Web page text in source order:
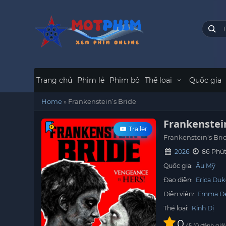
Trang chủ Phim lẻ Phim bộ Thể loại Quốc gia
Home» Frankenstein’s Bride
Trailer
Frankenstein's
2026
86
Quốc gia: Âu Mỹ
Đạo diễn: Erica
Diễn viên: Emma
Thể loại: Kinh Dị